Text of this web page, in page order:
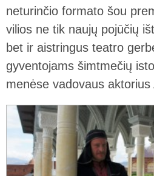
neturinčio formato šou
vilios ne tik naujų pojūčių
bet ir aistringus teatro
gyventojams šimtmečių
menėse vadovaus aktorius